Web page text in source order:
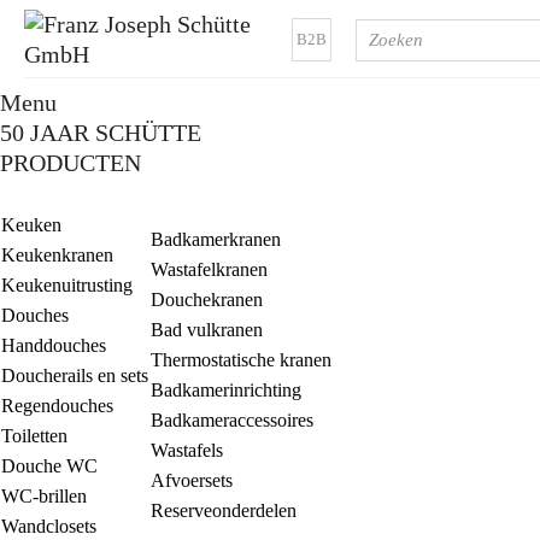
B2B
Menu
50 JAAR SCHÜTTE
PRODUCTEN
Keuken
Keukenkranen
Keukenuitrusting
Douches
Handdouches
Doucherails en sets
Regendouches
Toiletten
Douche WC
WC-brillen
Wandclosets
Badkamerkranen
Wastafelkranen
Douchekranen
Bad vulkranen
Thermostatische kranen
Badkamerinrichting
Badkameraccessoires
Wastafels
Afvoersets
Reserveonderdelen